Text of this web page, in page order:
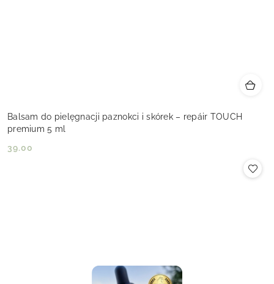
Balsam do pielęgnacji paznokci i skórek – repáir TOUCH
premium 5 ml
Cena:
39.00